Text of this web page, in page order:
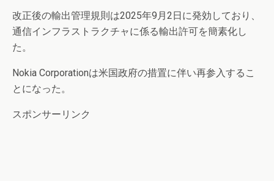
改正後の輸出管理規則は2025年9月2日に発効しており、
通信インフラストラクチャに係る輸出許可を簡素化し
た。
Nokia Corporationは米国政府の措置に伴い再参入するこ
とになった。
スポンサーリンク